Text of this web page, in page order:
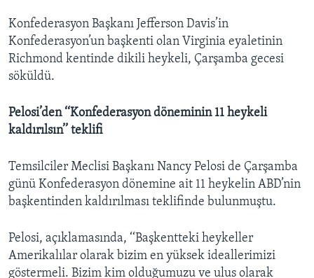
Konfederasyon Başkanı Jefferson Davis’in
Konfederasyon’un başkenti olan Virginia eyaletinin
Richmond kentinde dikili heykeli, Çarşamba gecesi
söküldü.
Pelosi’den ‘‘Konfederasyon döneminin 11 heykeli
kaldırılsın’’ teklifi
Temsilciler Meclisi Başkanı Nancy Pelosi de Çarşamba
günü Konfederasyon dönemine ait 11 heykelin ABD’nin
başkentinden kaldırılması teklifinde bulunmuştu.
Pelosi, açıklamasında, ‘‘Başkentteki heykeller
Amerikalılar olarak bizim en yüksek ideallerimizi
göstermeli. Bizim kim olduğumuzu ve ulus olarak